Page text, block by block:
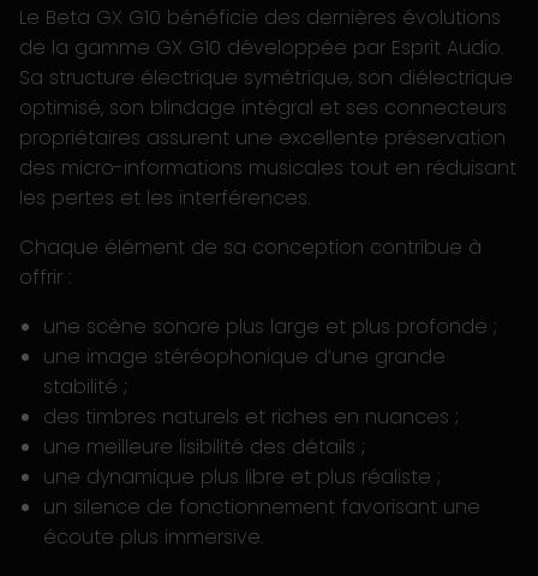
Le Beta GX G10 bénéficie des dernières évolutions
de la gamme GX G10 développée par Esprit Audio.
Sa structure électrique symétrique, son diélectrique
optimisé, son blindage intégral et ses connecteurs
propriétaires assurent une excellente préservation
des micro-informations musicales tout en réduisant
les pertes et les interférences.
Chaque élément de sa conception contribue à
offrir :
une scène sonore plus large et plus profonde ;
une image stéréophonique d’une grande
stabilité ;
des timbres naturels et riches en nuances ;
une meilleure lisibilité des détails ;
une dynamique plus libre et plus réaliste ;
un silence de fonctionnement favorisant une
écoute plus immersive.